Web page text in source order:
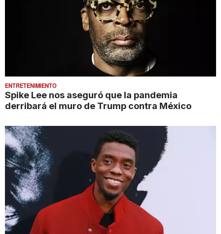
ENTRETENIMIENTO
Spike Lee nos aseguró que la pandemia
derribará el muro de Trump contra México